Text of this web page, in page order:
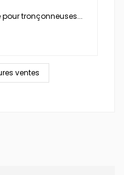
tronçonneuses...
ventes